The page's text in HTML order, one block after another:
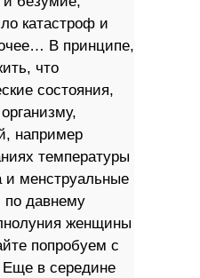
катастроф и
В принципе,
что
состояния,
например
температуры
и менструальные
по давнему
женщины
попробуем с
Еще в середине